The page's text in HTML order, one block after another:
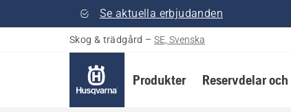
Se aktuella erbjudanden
Skog & trädgård – SE, Svenska
Produkter Reservdelar